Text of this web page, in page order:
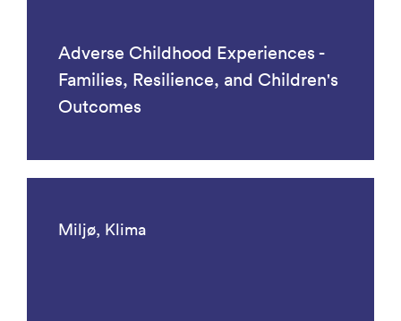
Adverse Childhood Experiences -
Families, Resilience, and Children's
Outcomes
Miljø, Klima